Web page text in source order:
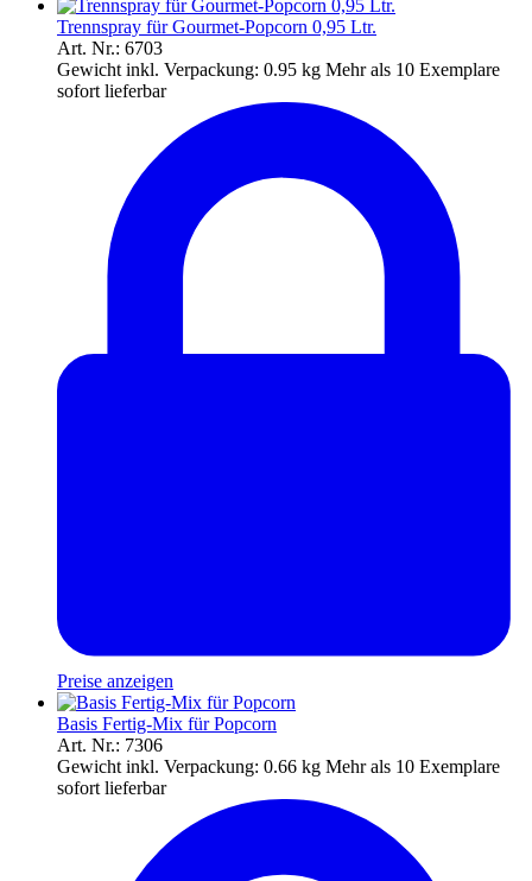
Trennspray für Gourmet-Popcorn 0,95 Ltr.
Art. Nr.: 6703
Gewicht inkl. Verpackung: 0.95 kg Mehr als 10 Exemplare
sofort lieferbar
Preise anzeigen
Basis Fertig-Mix für Popcorn
Art. Nr.: 7306
Gewicht inkl. Verpackung: 0.66 kg Mehr als 10 Exemplare
sofort lieferbar